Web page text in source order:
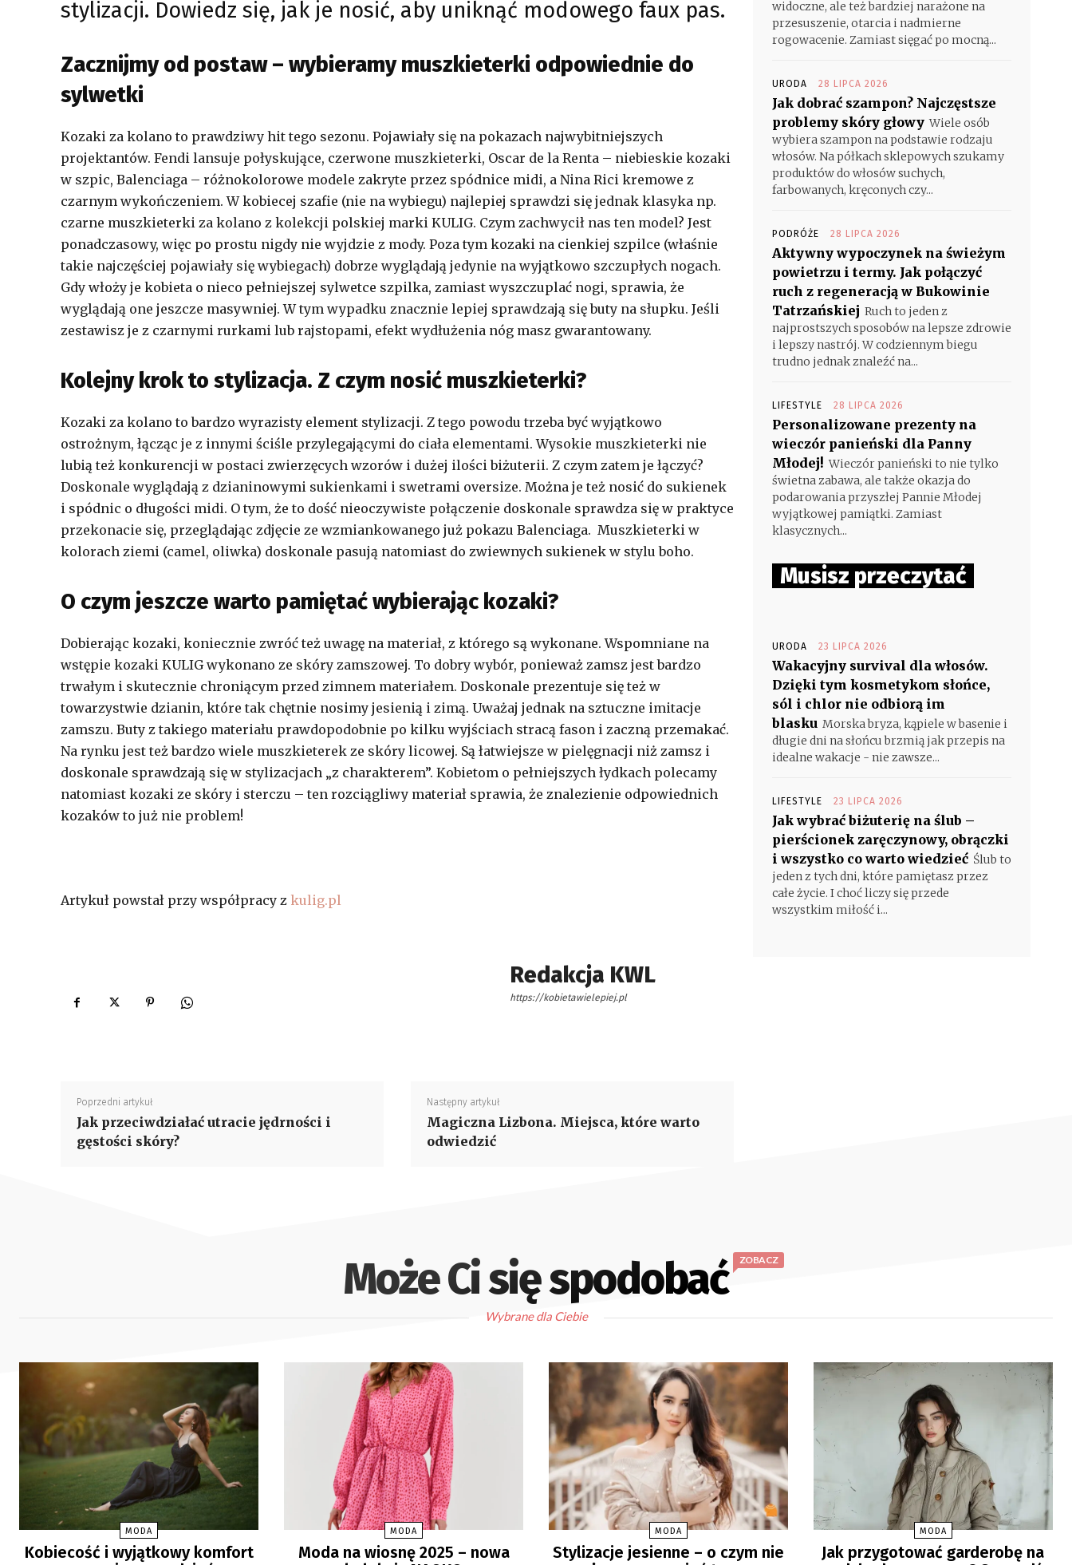
stylizacji. Dowiedz się, jak je nosić, aby uniknąć modowego faux pas.
Zacznijmy od postaw – wybieramy muszkieterki odpowiednie do
sylwetki
Kozaki za kolano to prawdziwy hit tego sezonu. Pojawiały się na pokazach najwybitniejszych
projektantów. Fendi lansuje połyskujące, czerwone muszkieterki, Oscar de la Renta – niebieskie kozaki
w szpic, Balenciaga – różnokolorowe modele zakryte przez spódnice midi, a Nina Rici kremowe z
czarnym wykończeniem. W kobiecej szafie (nie na wybiegu) najlepiej sprawdzi się jednak klasyka np.
czarne muszkieterki za kolano z kolekcji polskiej marki KULIG. Czym zachwycił nas ten model? Jest
ponadczasowy, więc po prostu nigdy nie wyjdzie z mody. Poza tym kozaki na cienkiej szpilce (właśnie
takie najczęściej pojawiały się wybiegach) dobrze wyglądają jedynie na wyjątkowo szczupłych nogach.
Gdy włoży je kobieta o nieco pełniejszej sylwetce szpilka, zamiast wyszczuplać nogi, sprawia, że
wyglądają one jeszcze masywniej. W tym wypadku znacznie lepiej sprawdzają się buty na słupku. Jeśli
zestawisz je z czarnymi rurkami lub rajstopami, efekt wydłużenia nóg masz gwarantowany.
Kolejny krok to stylizacja. Z czym nosić muszkieterki?
Kozaki za kolano to bardzo wyrazisty element stylizacji. Z tego powodu trzeba być wyjątkowo
ostrożnym, łącząc je z innymi ściśle przylegającymi do ciała elementami. Wysokie muszkieterki nie
lubią też konkurencji w postaci zwierzęcych wzorów i dużej ilości biżuterii. Z czym zatem je łączyć?
Doskonale wyglądają z dzianinowymi sukienkami i swetrami oversize. Można je też nosić do sukienek
i spódnic o długości midi. O tym, że to dość nieoczywiste połączenie doskonale sprawdza się w praktyce
przekonacie się, przeglądając zdjęcie ze wzmiankowanego już pokazu Balenciaga. Muszkieterki w
kolorach ziemi (camel, oliwka) doskonale pasują natomiast do zwiewnych sukienek w stylu boho.
O czym jeszcze warto pamiętać wybierając kozaki?
Dobierając kozaki, koniecznie zwróć też uwagę na materiał, z którego są wykonane. Wspomniane na
wstępie kozaki KULIG wykonano ze skóry zamszowej. To dobry wybór, ponieważ zamsz jest bardzo
trwałym i skutecznie chroniącym przed zimnem materiałem. Doskonale prezentuje się też w
towarzystwie dzianin, które tak chętnie nosimy jesienią i zimą. Uważaj jednak na sztuczne imitacje
zamszu. Buty z takiego materiału prawdopodobnie po kilku wyjściach stracą fason i zaczną przemakać.
Na rynku jest też bardzo wiele muszkieterek ze skóry licowej. Są łatwiejsze w pielęgnacji niż zamsz i
doskonale sprawdzają się w stylizacjach „z charakterem”. Kobietom o pełniejszych łydkach polecamy
natomiast kozaki ze skóry i sterczu – ten rozciągliwy materiał sprawia, że znalezienie odpowiednich
kozaków to już nie problem!
Artykuł powstał przy współpracy z kulig.pl
Redakcja KWL
https://kobietawielepiej.pl
Poprzedni artykuł
Jak przeciwdziałać utracie jędrności i
gęstości skóry?
Następny artykuł
Magiczna Lizbona. Miejsca, które warto
odwiedzić
widoczne, ale też bardziej narażone na
przesuszenie, otarcia i nadmierne
rogowacenie. Zamiast sięgać po mocną...
URODA 28 LIPCA 2026
Jak dobrać szampon? Najczęstsze
problemy skóry głowy Wiele osób
wybiera szampon na podstawie rodzaju
włosów. Na półkach sklepowych szukamy
produktów do włosów suchych,
farbowanych, kręconych czy...
PODRÓŻE 28 LIPCA 2026
Aktywny wypoczynek na świeżym
powietrzu i termy. Jak połączyć
ruch z regeneracją w Bukowinie
Tatrzańskiej Ruch to jeden z
najprostszych sposobów na lepsze zdrowie
i lepszy nastrój. W codziennym biegu
trudno jednak znaleźć na...
LIFESTYLE 28 LIPCA 2026
Personalizowane prezenty na
wieczór panieński dla Panny
Młodej! Wieczór panieński to nie tylko
świetna zabawa, ale także okazja do
podarowania przyszłej Pannie Młodej
wyjątkowej pamiątki. Zamiast
klasycznych...
Musisz przeczytać
URODA 23 LIPCA 2026
Wakacyjny survival dla włosów.
Dzięki tym kosmetykom słońce,
sól i chlor nie odbiorą im
blasku Morska bryza, kąpiele w basenie i
długie dni na słońcu brzmią jak przepis na
idealne wakacje - nie zawsze...
LIFESTYLE 23 LIPCA 2026
Jak wybrać biżuterię na ślub –
pierścionek zaręczynowy, obrączki
i wszystko co warto wiedzieć Ślub to
jeden z tych dni, które pamiętasz przez
całe życie. I choć liczy się przede
wszystkim miłość i...
Może Ci się spodobać ZOBACZ
Wybrane dla Ciebie
MODA
Kobiecość i wyjątkowy komfort
MODA
Moda na wiosnę 2025 – nowa
MODA
Stylizacje jesienne – o czym nie
MODA
Jak przygotować garderobę na